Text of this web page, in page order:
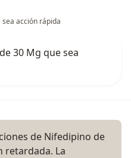
acción rápida
30 Mg que sea
de Nifedipino de
retardada. La